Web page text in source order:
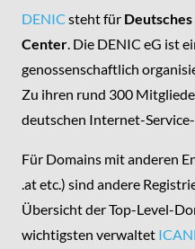
DENIC steht für
Center. Die DENIC eG ist
genossenschaftlich
Zu ihren rund 300
deutschen Internet-
Für Domains mit anderen
.at etc.) sind andere
Übersicht der Top-Level-
wichtigsten verwaltet